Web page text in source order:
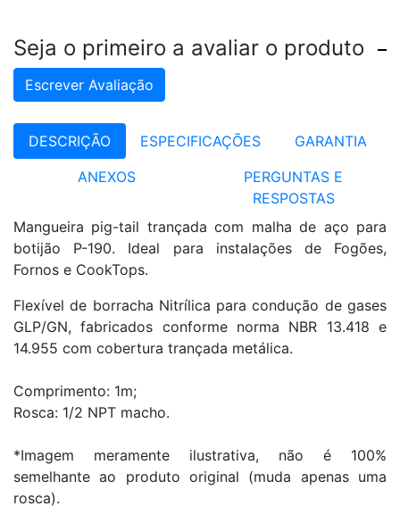
Seja o primeiro a avaliar o produto
Escrever Avaliação
DESCRIÇÃO ESPECIFICAÇÕES
GARANTIA
ANEXOS
PERGUNTAS E
RESPOSTAS
Mangueira pig-tail trançada com malha de aço para
botijão P-190. Ideal para instalações de Fogões,
Fornos e CookTops.
Flexível de borracha Nitrílica para condução de gases
GLP/GN, fabricados conforme norma NBR 13.418 e
14.955 com cobertura trançada metálica.
Comprimento: 1m;
Rosca: 1/2 NPT macho.
*Imagem meramente ilustrativa, não é 100%
semelhante ao produto original (muda apenas uma
rosca).